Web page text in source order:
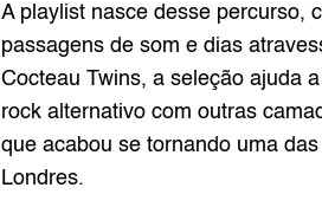
A playlist nasce desse percurso,
passagens de som e dias
Cocteau Twins, a seleção ajuda
rock alternativo com outras
que acabou se tornando uma
Londres.